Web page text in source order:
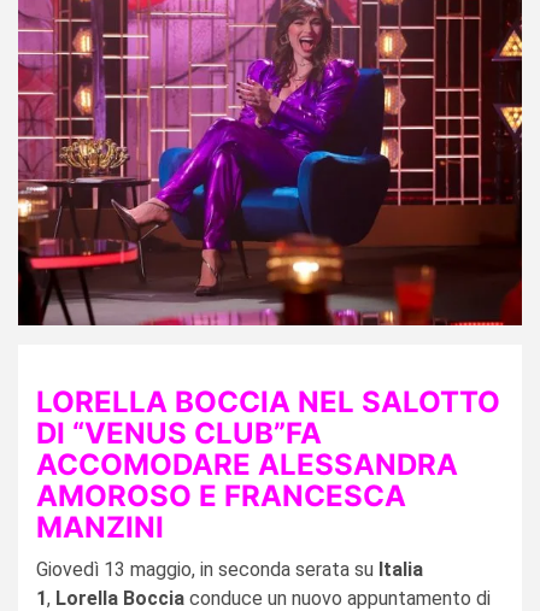
LORELLA BOCCIA NEL SALOTTO
DI “VENUS CLUB”FA
ACCOMODARE ALESSANDRA
AMOROSO E FRANCESCA
MANZINI
Giovedì 13 maggio, in seconda serata su Italia
1, Lorella Boccia conduce un nuovo appuntamento di